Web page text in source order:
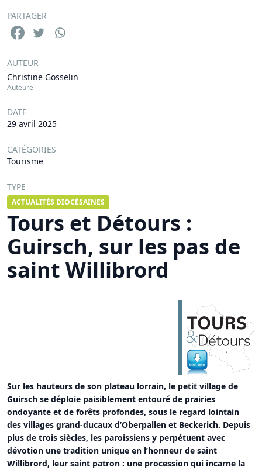
PARTAGER
AUTEUR
Christine Gosselin
Auteure
DATE
29 avril 2025
CATÉGORIES
Tourisme
TYPE
ACTUALITÉS DIOCÉSAINES
Tours et Détours :
Guirsch, sur les pas de
saint Willibrord
Sur les hauteurs de son plateau lorrain, le petit village de
Guirsch se déploie paisiblement entouré de prairies
ondoyante et de forêts profondes, sous le regard lointain
des villages grand-ducaux d’Oberpallen et Beckerich. Depuis
plus de trois siècles, les paroissiens y perpétuent avec
dévotion une tradition unique en l’honneur de saint
Willibrord, leur saint patron : une procession qui incarne la